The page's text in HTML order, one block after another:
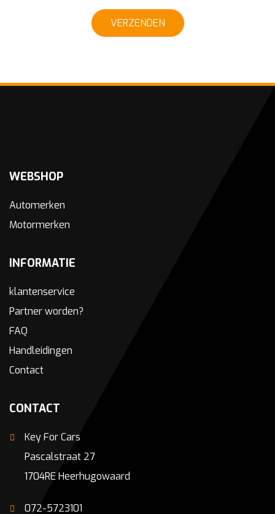
VERZENDEN
WEBSHOP
Automerken
Motormerken
INFORMATIE
klantenservice
Partner worden?
FAQ
Handleidingen
Contact
CONTACT
Key For Cars
Pascalstraat 27
1704RE Heerhugowaard
072-5723101